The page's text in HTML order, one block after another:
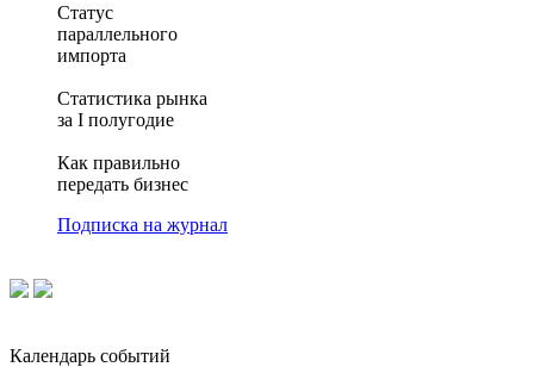
Статус
параллельного
импорта
Статистика рынка
за I полугодие
Как правильно
передать бизнес
Подписка на журнал
Календарь событий